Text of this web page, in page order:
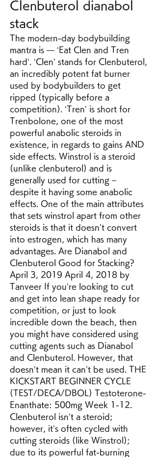
Clenbuterol dianabol
stack
The modern-day bodybuilding
mantra is — ‘Eat Clen and Tren
hard‘. ‘Clen’ stands for Clenbuterol,
an incredibly potent fat burner
used by bodybuilders to get
ripped (typically before a
competition). ‘Tren’ is short for
Trenbolone, one of the most
powerful anabolic steroids in
existence, in regards to gains AND
side effects. Winstrol is a steroid
(unlike clenbuterol) and is
generally used for cutting –
despite it having some anabolic
effects. One of the main attributes
that sets winstrol apart from other
steroids is that it doesn’t convert
into estrogen, which has many
advantages. Are Dianabol and
Clenbuterol Good for Stacking?
April 3, 2019 April 4, 2018 by
Tanveer If you’re looking to cut
and get into lean shape ready for
competition, or just to look
incredible down the beach, then
you might have considered using
cutting agents such as Dianabol
and Clenbuterol. However, that
doesn’t mean it can’t be used. THE
KICKSTART BEGINNER CYCLE
(TEST/DECA/DBOL) Testoterone-
Enanthate: 500mg Week 1-12.
Clenbuterol isn’t a steroid;
however, it’s often cycled with
cutting steroids (like Winstrol);
due to its powerful fat-burning